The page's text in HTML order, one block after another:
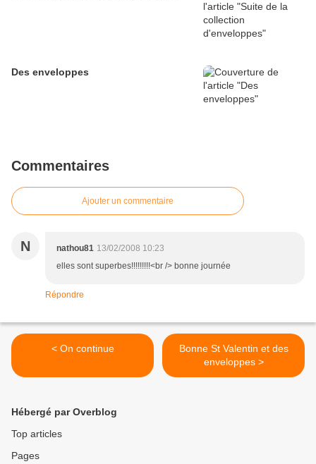
Des enveloppes
Commentaires
Ajouter un commentaire
N nathou81 13/02/2008 10:23
elles sont superbes!!!!!!!!!<br /> bonne journée
Répondre
< On continue
Bonne St Valentin et des
enveloppes >
Hébergé par Overblog
Top articles
Pages